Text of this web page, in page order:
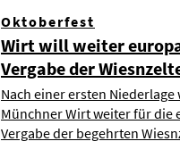
Oktoberfest
Wirt will weiter
Vergabe der
Nach einer ersten Niederlage
Münchner Wirt weiter für die
Vergabe der begehrten